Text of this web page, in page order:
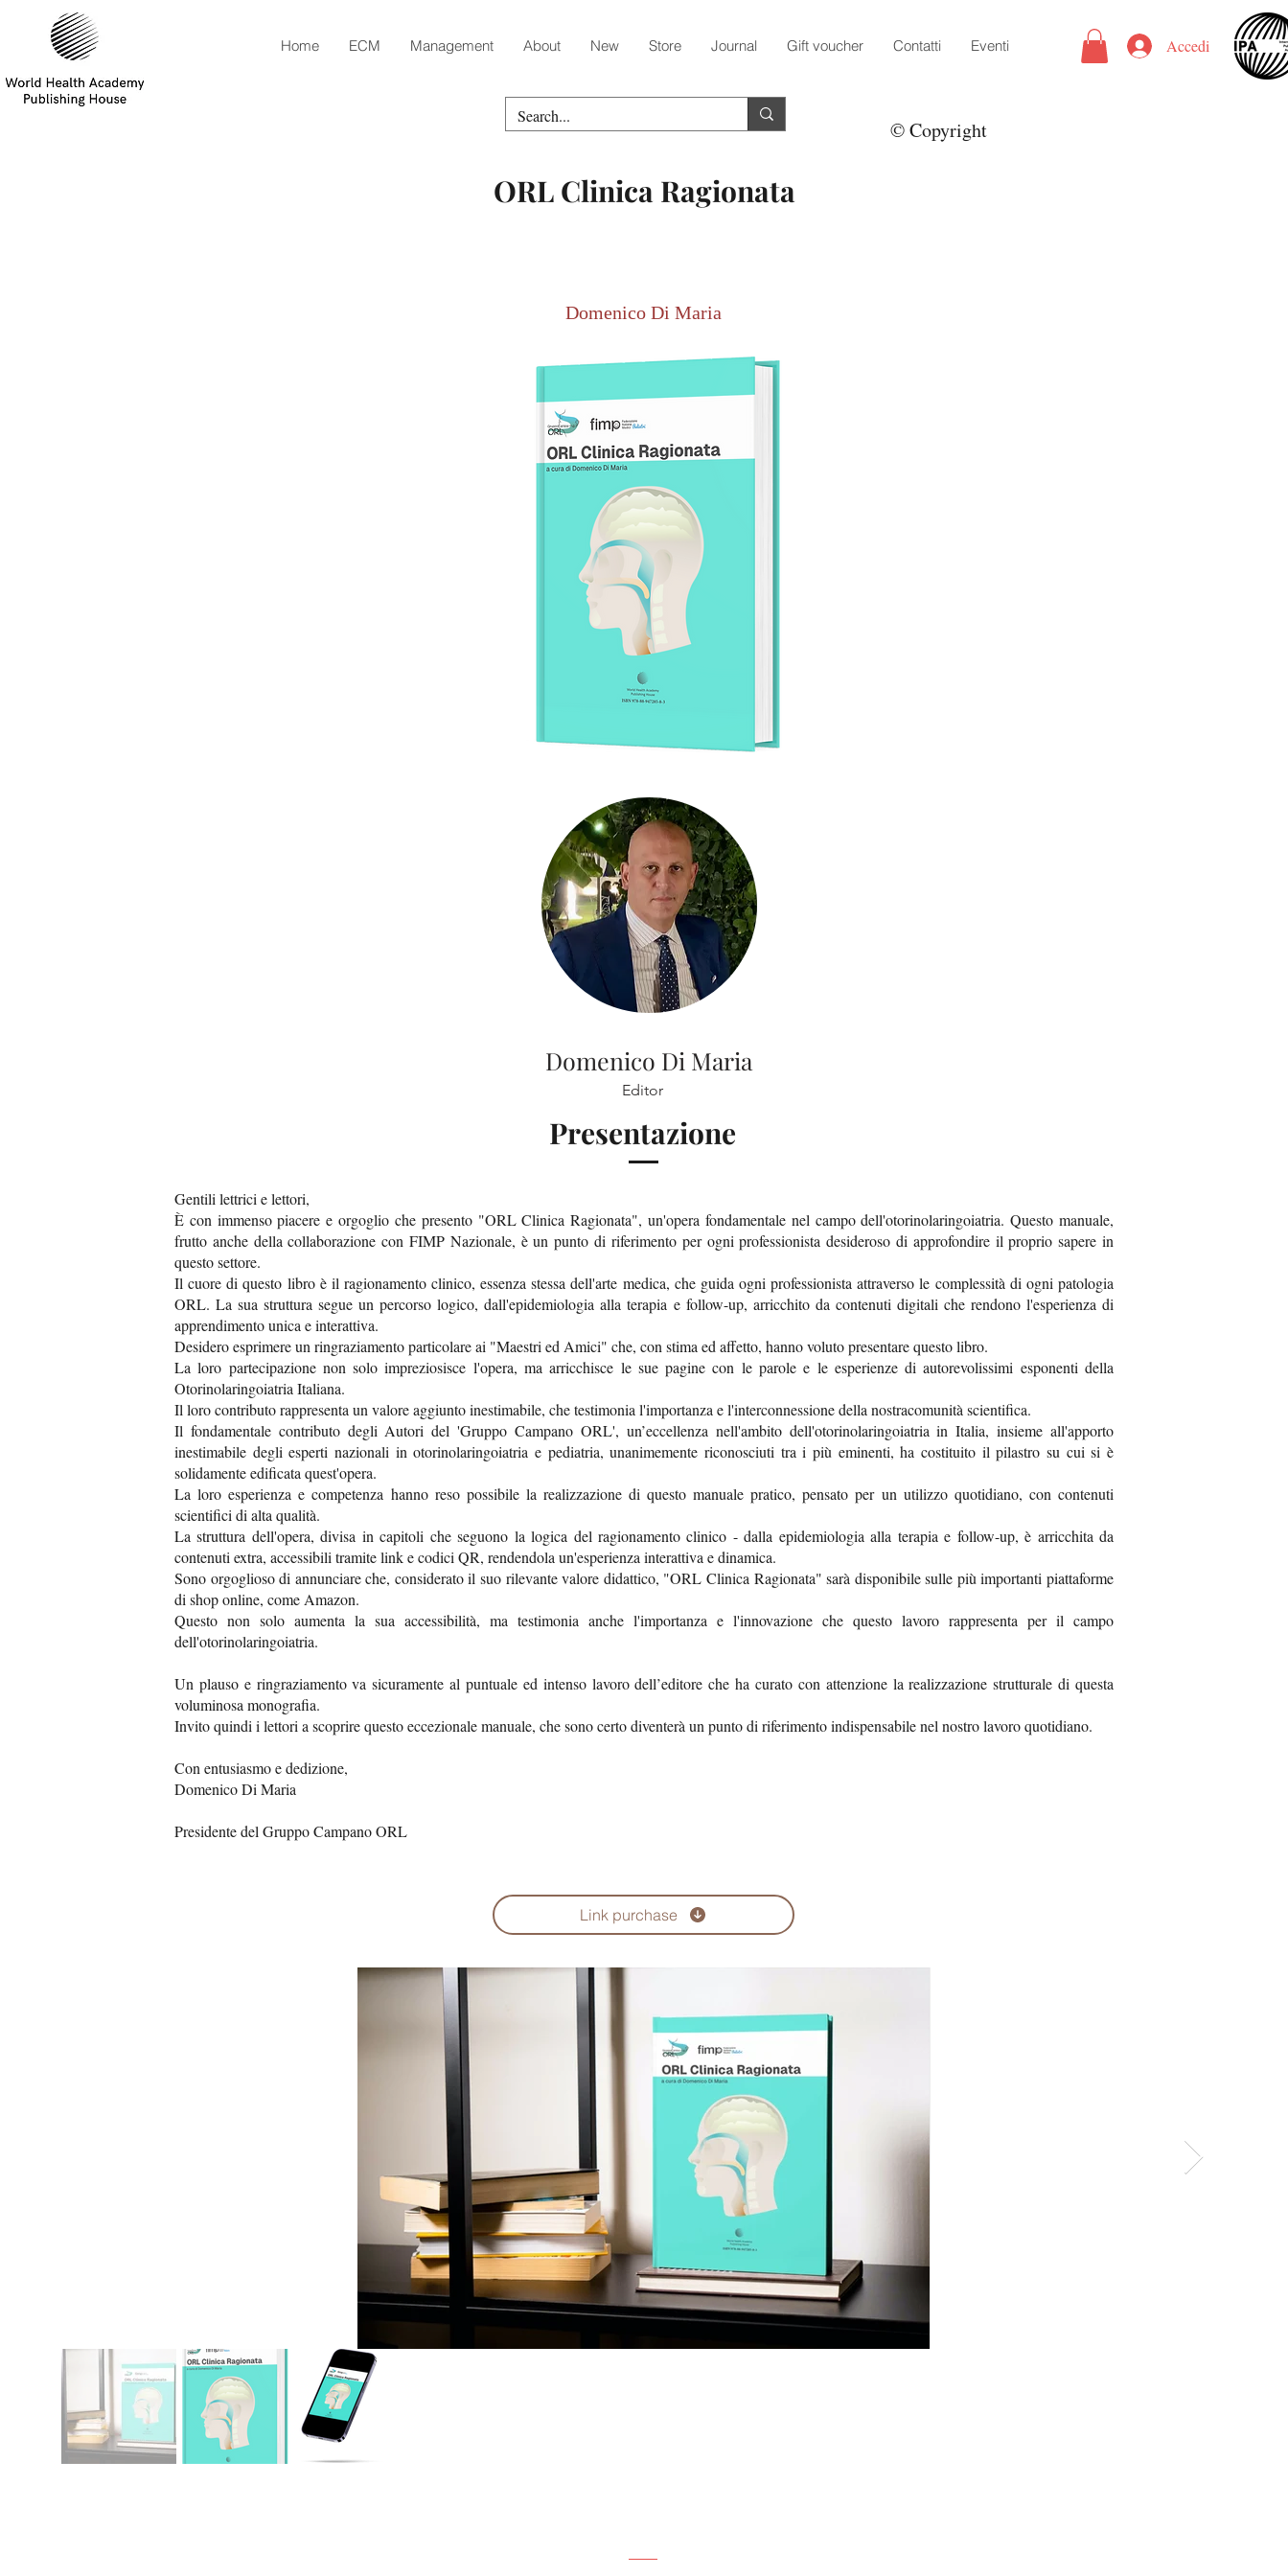
Home ECM Management About New Store Journal Gift voucher Contatti Eventi Accedi
© Copyright
ORL Clinica Ragionata
Domenico Di Maria
Domenico Di Maria
Editor
Presentazione
Gentili lettrici e lettori,
È con immenso piacere e orgoglio che presento "ORL Clinica Ragionata", un'opera fondamentale nel campo dell'otorinolaringoiatria. Questo manuale,
frutto anche della collaborazione con FIMP Nazionale, è un punto di riferimento per ogni professionista desideroso di approfondire il proprio sapere in
questo settore.
Il cuore di questo libro è il ragionamento clinico, essenza stessa dell'arte medica, che guida ogni professionista attraverso le complessità di ogni patologia
ORL. La sua struttura segue un percorso logico, dall'epidemiologia alla terapia e follow-up, arricchito da contenuti digitali che rendono l'esperienza di
apprendimento unica e interattiva.
Desidero esprimere un ringraziamento particolare ai "Maestri ed Amici" che, con stima ed affetto, hanno voluto presentare questo libro.
La loro partecipazione non solo impreziosisce l'opera, ma arricchisce le sue pagine con le parole e le esperienze di autorevolissimi esponenti della
Otorinolaringoiatria Italiana.
Il loro contributo rappresenta un valore aggiunto inestimabile, che testimonia l'importanza e l'interconnessione della nostracomunità scientifica.
Il fondamentale contributo degli Autori del 'Gruppo Campano ORL', un’eccellenza nell'ambito dell'otorinolaringoiatria in Italia, insieme all'apporto
inestimabile degli esperti nazionali in otorinolaringoiatria e pediatria, unanimemente riconosciuti tra i più eminenti, ha costituito il pilastro su cui si è
solidamente edificata quest'opera.
La loro esperienza e competenza hanno reso possibile la realizzazione di questo manuale pratico, pensato per un utilizzo quotidiano, con contenuti
scientifici di alta qualità.
La struttura dell'opera, divisa in capitoli che seguono la logica del ragionamento clinico - dalla epidemiologia alla terapia e follow-up, è arricchita da
contenuti extra, accessibili tramite link e codici QR, rendendola un'esperienza interattiva e dinamica.
Sono orgoglioso di annunciare che, considerato il suo rilevante valore didattico, "ORL Clinica Ragionata" sarà disponibile sulle più importanti piattaforme
di shop online, come Amazon.
Questo non solo aumenta la sua accessibilità, ma testimonia anche l'importanza e l'innovazione che questo lavoro rappresenta per il campo
dell'otorinolaringoiatria.
Un plauso e ringraziamento va sicuramente al puntuale ed intenso lavoro dell’editore che ha curato con attenzione la realizzazione strutturale di questa
voluminosa monografia.
Invito quindi i lettori a scoprire questo eccezionale manuale, che sono certo diventerà un punto di riferimento indispensabile nel nostro lavoro quotidiano.
Con entusiasmo e dedizione,
Domenico Di Maria
Presidente del Gruppo Campano ORL
Link purchase